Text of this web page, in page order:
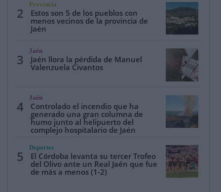
2
Provincia
Estos son 5 de los pueblos con
menos vecinos de la provincia de
Jaén
3
Jaén
Jaén llora la pérdida de Manuel
Valenzuela Civantos
4
Jaén
Controlado el incendio que ha
generado una gran columna de
humo junto al helipuerto del
complejo hospitalario de Jaén
5
Deportes
El Córdoba levanta su tercer Trofeo
del Olivo ante un Real Jaén que fue
de más a menos (1-2)